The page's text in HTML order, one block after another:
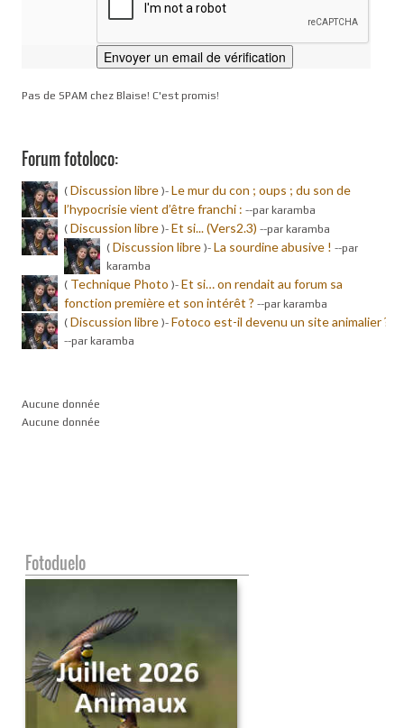
Pas de SPAM chez Blaise! C'est promis!
Forum fotoloco:
( Discussion libre )- Le mur du con ; oups ; du son de
l’hypocrisie vient d’être franchi : --par karamba
( Discussion libre )- Et si... (Vers2.3) --par karamba
( Discussion libre )- La sourdine abusive ! --par
karamba
( Technique Photo )- Et si… on rendait au forum sa
fonction première et son intérêt ? --par karamba
( Discussion libre )- Fotoco est-il devenu un site animalier ?
--par karamba
Aucune donnée
Aucune donnée
Fotoduelo